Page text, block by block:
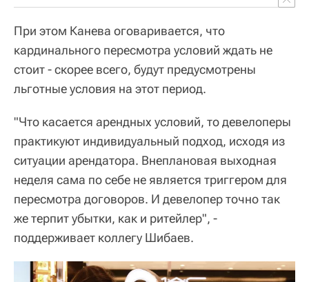
При этом Канева оговаривается, что
кардинального пересмотра условий ждать не
стоит - скорее всего, будут предусмотрены
льготные условия на этот период.
"Что касается арендных условий, то девелоперы
практикуют индивидуальный подход, исходя из
ситуации арендатора. Внеплановая выходная
неделя сама по себе не является триггером для
пересмотра договоров. И девелопер точно так
же терпит убытки, как и ритейлер", -
поддерживает коллегу Шибаев.